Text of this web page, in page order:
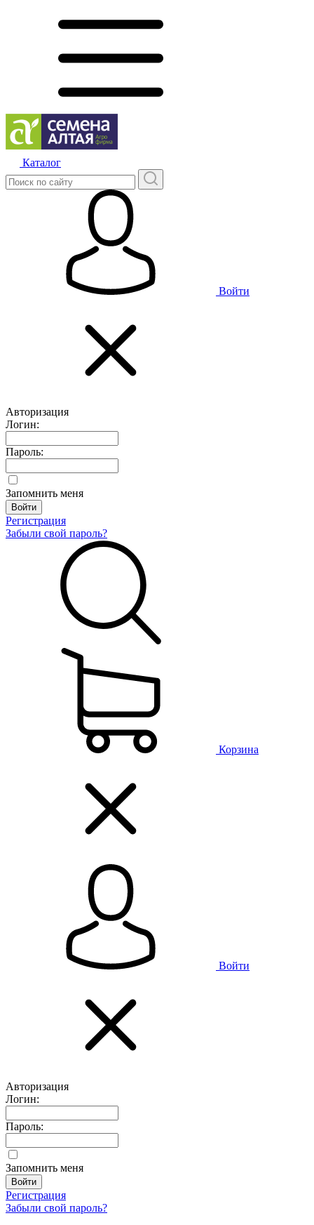
Каталог
Войти
Авторизация
Логин:
Пароль:
Запомнить меня
Регистрация
Забыли свой пароль?
Корзина
Войти
Авторизация
Логин:
Пароль:
Запомнить меня
Регистрация
Забыли свой пароль?